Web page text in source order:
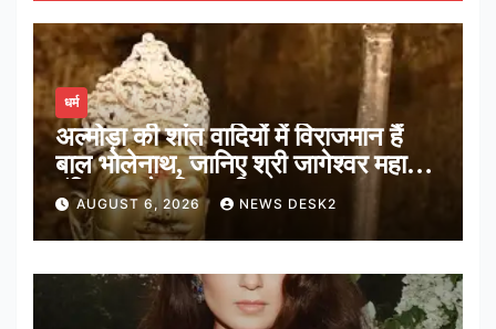
धर्म
अल्मोड़ा की शांत वादियों में विराजमान हैं
बाल भोलेनाथ, जानिए श्री जागेश्वर महादेव
मंदिर का पौराणिक इतिहास
AUGUST 6, 2026 NEWS DESK2